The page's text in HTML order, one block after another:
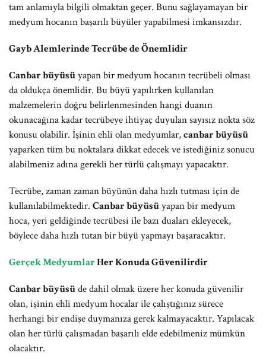
tam anlamıyla bilgili olmaktan geçer. Bunu sağlayamayan bir
medyum hocanın başarılı büyüler yapabilmesi imkansızdır.
Gayb Alemlerinde Tecrübe de Önemlidir
Canbar büyüsüyapan bir medyum hocanın tecrübeli olması
da oldukça önemlidir. Bu büyü yapılırken kullanılan
malzemelerin doğru belirlenmesinden hangi duanın
okunacağına kadar tecrübeye ihtiyaç duyulan sayısız nokta söz
konusu olabilir. İşinin ehli olan medyumlar,canbar büyüsü
yaparken tüm bu noktalara dikkat edecek ve istediğiniz sonucu
alabilmeniz adına gerekli her türlü çalışmayı yapacaktır.
Tecrübe, zaman zaman büyünün daha hızlı tutması için de
kullanılabilmektedir. Canbar büyüsüyapan bir medyum
hoca, yeri geldiğinde tecrübesi ile bazı duaları ekleyecek,
böylece daha hızlı tutan bir büyü yapmayı başaracaktır.
Gerçek MedyumlarHer Konuda Güvenilirdir
Canbar büyüsüde dahil olmak üzere her konuda güvenilir
olan, işinin ehli medyum hocalar ile çalıştığınız sürece
herhangi bir endişe duymanıza gerek kalmayacaktır. Yapılacak
olan her türlü çalışmadan başarılı elde edebilmeniz mümkün
olacaktır.